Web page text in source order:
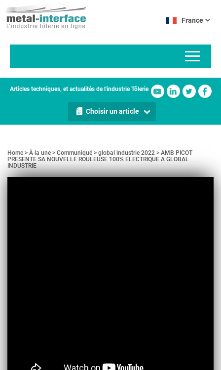
au
contenu
France
Articles techniques, et actualités de l'industrie Tôlerie
Choisir un article
Home À la une Communiqué global industrie 2022
AMB PICOT
PRESENTE SA NOUVELLE ROULEUSE 100% ELECTRIQUE A GLOBAL
INDUSTRIE